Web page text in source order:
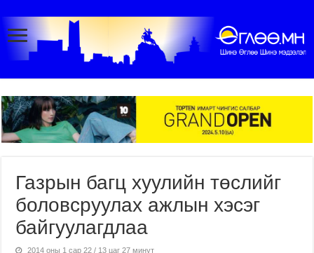
Газрын багц хуулийн төслийг
боловсруулах ажлын хэсэг
байгуулагдлаа
2014 оны 1 сар 22 / 13 цаг 27 минут